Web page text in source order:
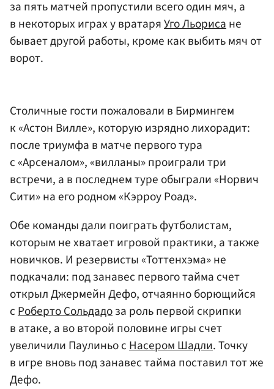
за пять матчей пропустили всего один мяч, а
в некоторых играх у вратаряУго Льорисане
бывает другой работы, кроме как выбить мяч от
ворот.
Столичные гости пожаловали в Бирмингем
к «Астон Вилле», которую изрядно лихорадит:
после триумфа в матче первого тура
с «Арсеналом», «вилланы» проиграли три
встречи, а в последнем туре обыграли «Норвич
Сити» на его родном «Кэрроу Роад».
Обе команды дали поиграть футболистам,
которым не хватает игровой практики, а также
новичков. И резервисты «Тоттенхэма» не
подкачали: под занавес первого тайма счет
открыл Джермейн Дефо, отчаянно борющийся
сРоберто Сольдадоза роль первой скрипки
в атаке, а во второй половине игры счет
увеличили Паулиньо сНасером Шадли. Точку
в игре вновь под занавес тайма поставил тот же
Дефо.